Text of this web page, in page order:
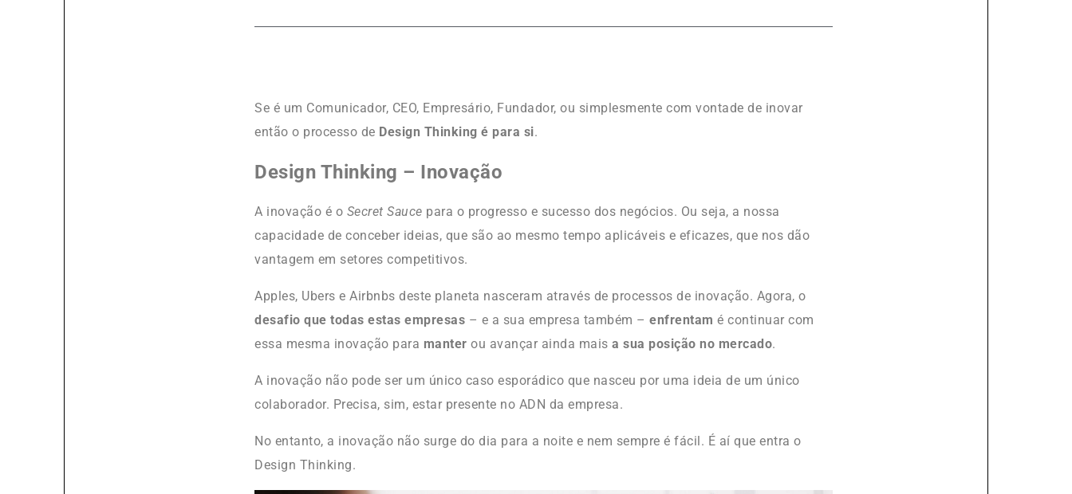
Se é um Comunicador, CEO, Empresário, Fundador, ou simplesmente com vontade de inovar
então o processo de Design Thinking é para si.
Design Thinking – Inovação
A inovação é o Secret Sauce para o progresso e sucesso dos negócios. Ou seja, a nossa
capacidade de conceber ideias, que são ao mesmo tempo aplicáveis e eficazes, que nos dão
vantagem em setores competitivos.
Apples, Ubers e Airbnbs deste planeta nasceram através de processos de inovação. Agora, o
desafio que todas estas empresas – e a sua empresa também –enfrentamé continuar com
essa mesma inovação para manterou avançar ainda maisa sua posição no mercado.
A inovação não pode ser um único caso esporádico que nasceu por uma ideia de um único
colaborador. Precisa, sim, estar presente no ADN da empresa.
No entanto, a inovação não surge do dia para a noite e nem sempre é fácil. É aí que entra o
Design Thinking.